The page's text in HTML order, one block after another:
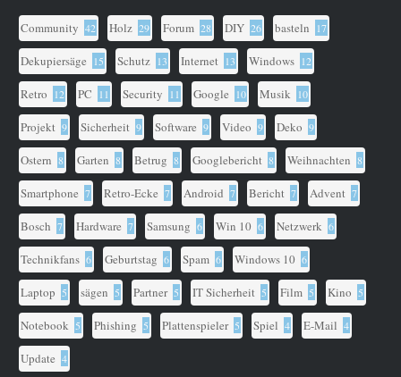
Community 42 Holz 29 Forum 28 DIY 26 basteln 17
Dekupiersäge 15 Schutz 13 Internet 13 Windows 12
Retro 12 PC 11 Security 11 Google 10 Musik 10
Projekt 9 Sicherheit 9 Software 9 Video 9 Deko 9
Ostern 8 Garten 8 Betrug 8 Googlebericht 8 Weihnachten 8
Smartphone 7 Retro-Ecke 7 Android 7 Bericht 7 Advent 7
Bosch 7 Hardware 7 Samsung 6 Win 10 6 Netzwerk 6
Technikfans 6 Geburtstag 6 Spam 6 Windows 10 6
Laptop 5 sägen 5 Partner 5 IT Sicherheit 5 Film 5 Kino 5
Notebook 5 Phishing 5 Plattenspieler 5 Spiel 4 E-Mail 4
Update 4